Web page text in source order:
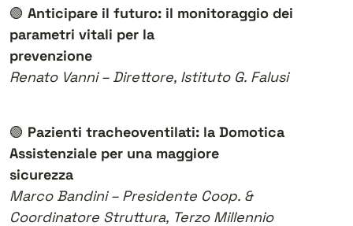
🟢 Anticipare il futuro: il monitoraggio dei
parametri vitali per la
prevenzione
Renato Vanni – Direttore, Istituto G. Falusi
🟢 Pazienti tracheoventilati: la Domotica
Assistenziale per una maggiore
sicurezza
Marco Bandini – Presidente Coop. &
Coordinatore Struttura, Terzo Millennio